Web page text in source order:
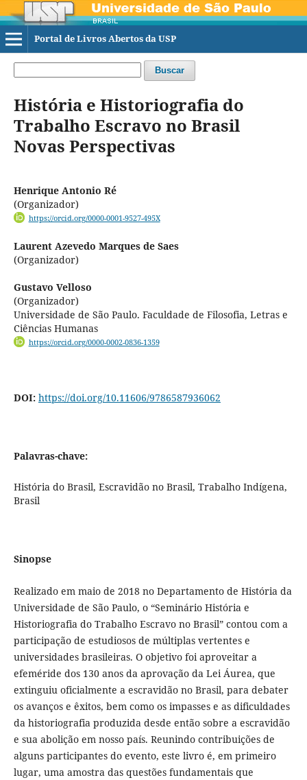
Portal de Livros Abertos da USP
Buscar
História e Historiografia do
Trabalho Escravo no Brasil
Novas Perspectivas
Henrique Antonio Ré
(Organizador)
https://orcid.org/0000-0001-9527-495X
Laurent Azevedo Marques de Saes
(Organizador)
Gustavo Velloso
(Organizador)
Universidade de São Paulo. Faculdade de Filosofia, Letras e
Ciências Humanas
https://orcid.org/0000-0002-0836-1359
DOI: https://doi.org/10.11606/9786587936062
Palavras-chave:
História do Brasil, Escravidão no Brasil, Trabalho Indígena,
Brasil
Sinopse
Realizado em maio de 2018 no Departamento de História da
Universidade de São Paulo, o “Seminário História e
Historiografia do Trabalho Escravo no Brasil” contou com a
participação de estudiosos de múltiplas vertentes e
universidades brasileiras. O objetivo foi aproveitar a
efeméride dos 130 anos da aprovação da Lei Áurea, que
extinguiu oficialmente a escravidão no Brasil, para debater
os avanços e êxitos, bem como os impasses e as dificuldades
da historiografia produzida desde então sobre a escravidão
e sua abolição em nosso país. Reunindo contribuições de
alguns participantes do evento, este livro é, em primeiro
lugar, uma amostra das questões fundamentais que